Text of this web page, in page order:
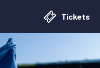
Tickets